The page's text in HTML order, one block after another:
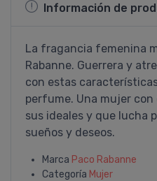
Información de
La fragancia femenina
Rabanne. Guerrera y
con estas
perfume. Una mujer
sus ideales y que lucha
sueños y deseos.
Marca Paco Rabanne
Categoría Mujer